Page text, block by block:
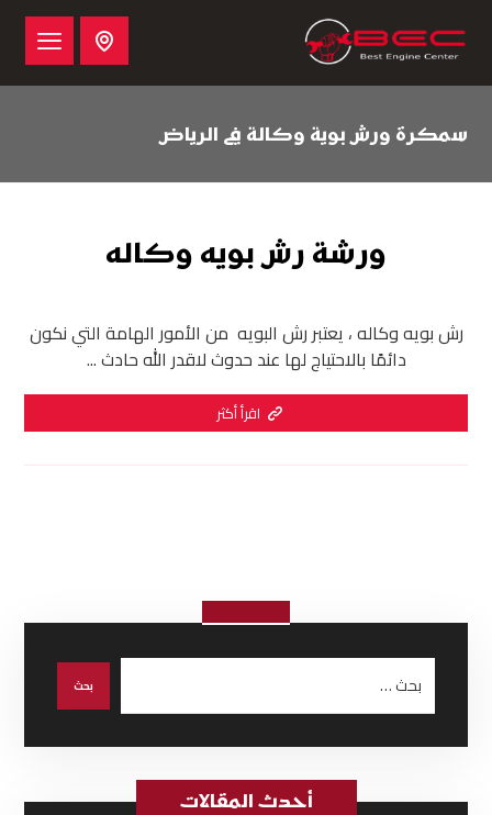
سمكرة ورش بوية وكالة في الرياض
ورشة رش بويه وكاله
رش بويه وكاله ، يعتبر رش البويه من الأمور الهامة التي نكون
دائمًا بالاحتياج لها عند حدوث لاقدر الله حادث ...
اقرأ أكثر
أحدث المقالات